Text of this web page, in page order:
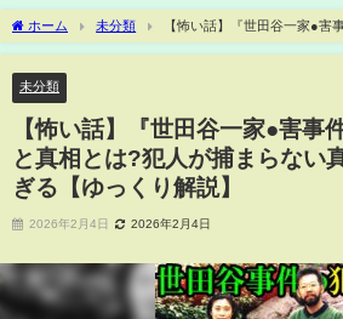
ホーム 未分類
【怖い話】『世田谷一家●害
犯人が捕まらない真の理由がヤバすぎる【ゆっくり解
未分類
【怖い話】『世田谷一家●害事
と真相とは?犯人が捕まらない
ぎる【ゆっくり解説】
2026年2月4日 2026年2月4日